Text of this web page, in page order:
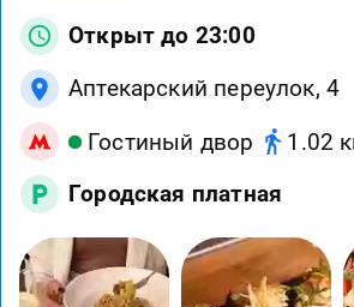
Открыт до 23:00
Аптекарский переулок, 4
Гостиный двор
1.02
Городская платная